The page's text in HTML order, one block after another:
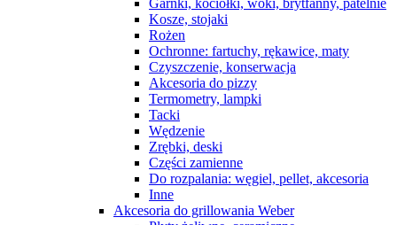
Garnki, kociołki, woki, brytfanny, patelnie
Kosze, stojaki
Rożen
Ochronne: fartuchy, rękawice, maty
Czyszczenie, konserwacja
Akcesoria do pizzy
Termometry, lampki
Tacki
Wędzenie
Zrębki, deski
Części zamienne
Do rozpalania: węgiel, pellet, akcesoria
Inne
Akcesoria do grillowania Weber